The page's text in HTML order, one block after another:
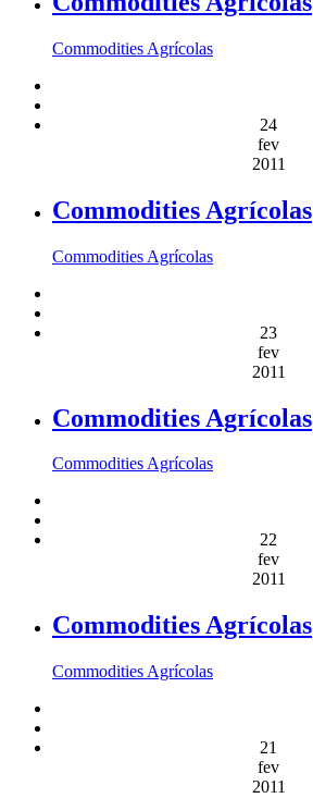
Commodities Agrícolas
24
fev
2011
Commodities Agrícolas
Commodities Agrícolas
23
fev
2011
Commodities Agrícolas
Commodities Agrícolas
22
fev
2011
Commodities Agrícolas
Commodities Agrícolas
21
fev
2011